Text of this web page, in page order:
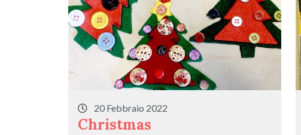
20 Febbraio 2022
Christmas